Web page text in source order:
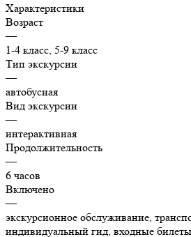
Характеристики
Возраст
—
1-4 класс, 5-9 класс
Тип экскурсии
—
автобусная
Вид экскурсии
—
интерактивная
Продолжительность
—
6 часов
Включено
—
экскурсионное обслуживание,
индивидуальный гид, входные